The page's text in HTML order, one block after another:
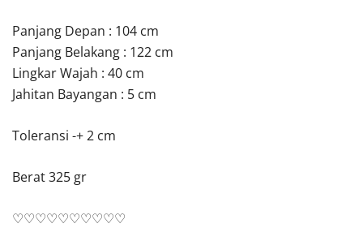
Panjang Depan : 104 cm
Panjang Belakang : 122 cm
Lingkar Wajah : 40 cm
Jahitan Bayangan : 5 cm
Toleransi -+ 2 cm
Berat 325 gr
♡♡♡♡♡♡♡♡♡♡